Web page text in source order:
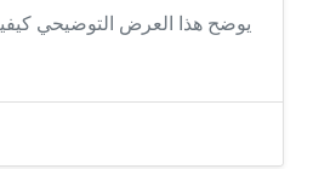
يوضح هذا العرض التوضيحي